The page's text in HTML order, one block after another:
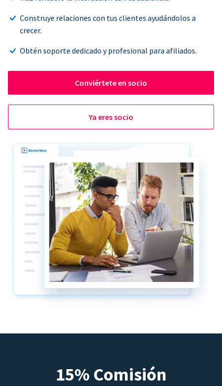
Construye relaciones con tus clientes ayudándolos a
crecer.
Obtén soporte dedicado y profesional para afiliados.
Conviértete en socio
Ya eres socio
15% Comisión